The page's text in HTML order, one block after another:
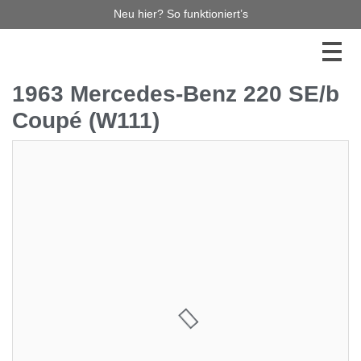
1963 Mercedes-Benz 220 SE/b
Coupé (W111)
Traumauto bereits dabei! Verpassen Sie keinen
Neu hier? So funktioniert’s